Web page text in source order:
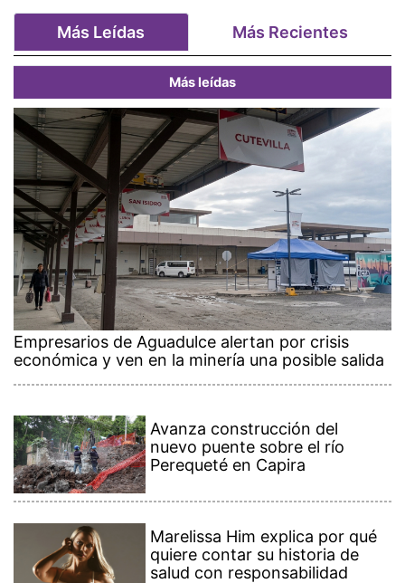
Más Leídas Más Recientes
Más leídas
Empresarios de Aguadulce alertan por crisis
económica y ven en la minería una posible salida
Avanza construcción del
nuevo puente sobre el río
Perequeté en Capira
Marelissa Him explica por qué
quiere contar su historia de
salud con responsabilidad